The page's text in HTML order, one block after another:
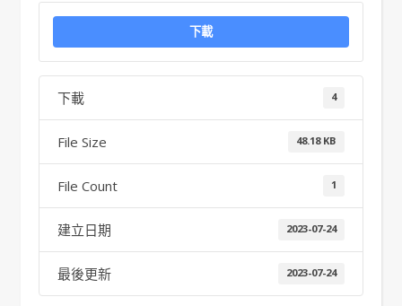
下載
下載 4
File Size 48.18 KB
File Count 1
建立日期 2023-07-24
最後更新 2023-07-24